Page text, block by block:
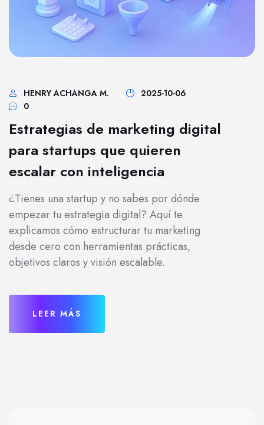
HENRY ACHANGA M.
2025-10-06
0
Estrategias de marketing digital
para startups que quieren
escalar con inteligencia
¿Tienes una startup y no sabes por dónde
empezar tu estrategia digital? Aquí te
explicamos cómo estructurar tu marketing
desde cero con herramientas prácticas,
objetivos claros y visión escalable.
LEER MÁS